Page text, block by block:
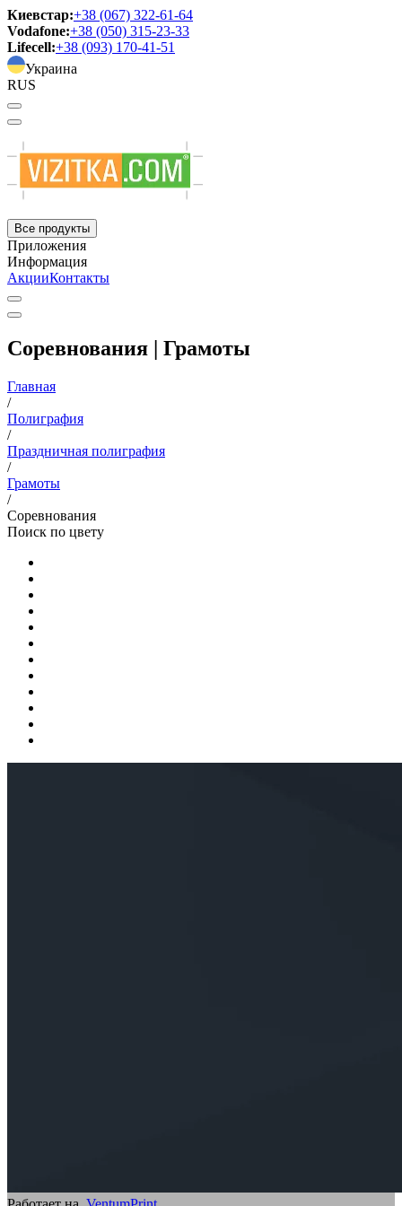
Киевстар:+38 (067) 322-61-64
Vodafone:+38 (050) 315-23-33
Lifecell:+38 (093) 170-41-51
Украина
RUS
Все продукты
Приложения
Информация
АкцииКонтакты
Соревнования | Грамоты
Главная
/
Полиграфия
/
Праздничная полиграфия
/
Грамоты
/
Соревнования
Поиск по цвету